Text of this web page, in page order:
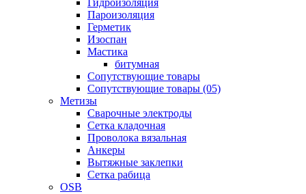
Гидроизоляция
Пароизоляция
Герметик
Изоспан
Мастика
битумная
Сопутствующие товары
Сопутствующие товары (05)
Метизы
Сварочные электроды
Сетка кладочная
Проволока вязальная
Анкеры
Вытяжные заклепки
Сетка рабица
OSB